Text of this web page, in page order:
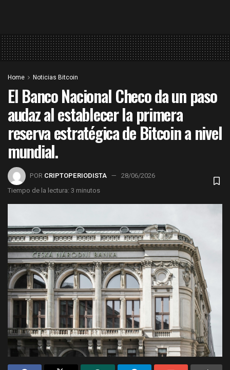
Home Noticias Bitcoin
El Banco Nacional Checo da un paso
audaz al establecer la primera
reserva estratégica de Bitcoin a nivel
mundial.
POR CRIPTOPERIODISTA
28/06/2026
Tiempo de la lectura: 3 minutos